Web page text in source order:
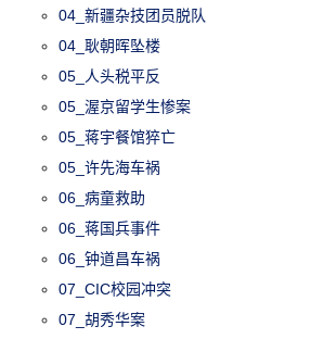
04_新疆杂技团员脱队
04_耿朝晖坠楼
05_人头税平反
05_渥京留学生惨案
05_蒋宇餐馆猝亡
05_许先海车祸
06_病童救助
06_蒋国兵事件
06_钟道昌车祸
07_CIC校园冲突
07_胡秀华案